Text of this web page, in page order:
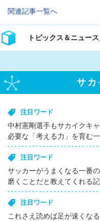
関連記事一覧へ
トピックス＆ニュース
サカ
注目ワード
中村憲剛選手もサカイクキ
必要な「考える力」を育む
注目ワード
サッカーがうまくなる一番
磨くことだと教えてくれる
注目ワード
これさえ読めば足が速くな